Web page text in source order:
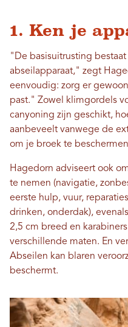
1. Ken je
"De basisuitrusting
abseilapparaat," zegt
eenvoudig: zorg er
past." Zowel klimgordels
canyoning zijn geschikt,
aanbeveelt vanwege de
om je broek te
Hagedorn adviseert ook
te nemen (navigatie,
eerste hulp, vuur,
drinken, onderdak),
2,5 cm breed en
verschillende maten. En
Abseilen kan blaren
beschermt.